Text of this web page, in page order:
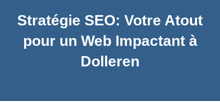
Stratégie SEO: Votre Atout
pour un Web Impactant à
Dolleren